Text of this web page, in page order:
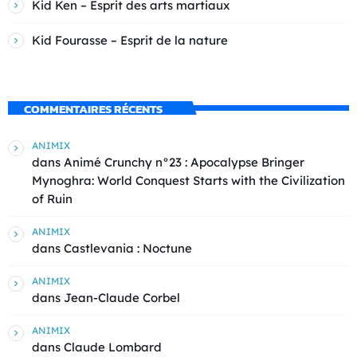
Kid Ken – Esprit des arts martiaux
Kid Fourasse – Esprit de la nature
COMMENTAIRES RÉCENTS
ANIMIX
dans Animé Crunchy n°23 : Apocalypse Bringer
Mynoghra: World Conquest Starts with the Civilization
of Ruin
ANIMIX
dans Castlevania : Noctune
ANIMIX
dans Jean-Claude Corbel
ANIMIX
dans Claude Lombard